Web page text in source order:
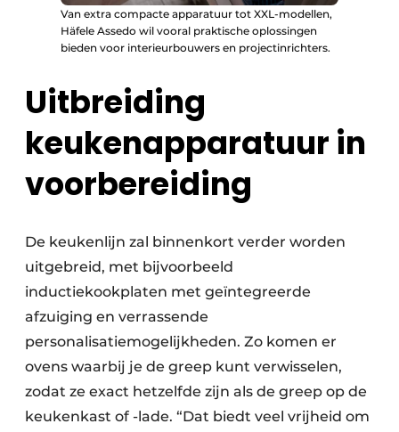
Van extra compacte apparatuur tot XXL-modellen,
Häfele Assedo wil vooral praktische oplossingen
bieden voor interieurbouwers en projectinrichters.
Uitbreiding
keukenapparatuur in
voorbereiding
De keukenlijn zal binnenkort verder worden
uitgebreid, met bijvoorbeeld
inductiekookplaten met geïntegreerde
afzuiging en verrassende
personalisatiemogelijkheden. Zo komen er
ovens waarbij je de greep kunt verwisselen,
zodat ze exact hetzelfde zijn als de greep op de
keukenkast of -lade. “Dat biedt veel vrijheid om